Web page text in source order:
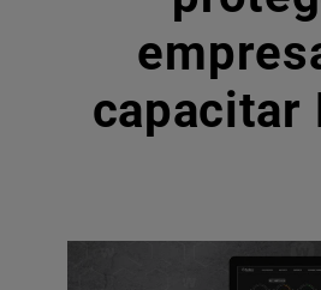
capacitar